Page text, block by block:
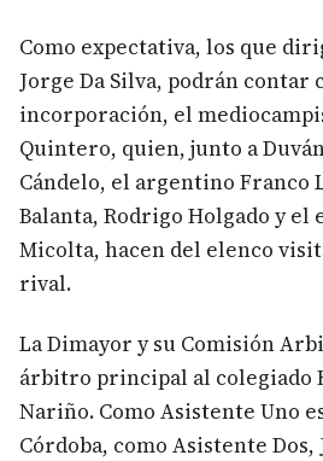
Como expectativa, los que
Jorge Da Silva, podrán contar
incorporación, el
Quintero, quien, junto a
Cándelo, el argentino Franco
Balanta, Rodrigo Holgado y el
Micolta, hacen del elenco
rival.
La Dimayor y su Comisión
árbitro principal al colegiado
Nariño. Como Asistente Uno
Córdoba, como Asistente Dos,